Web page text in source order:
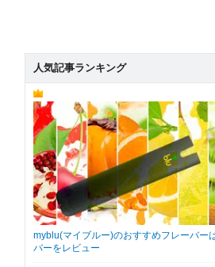
人気記事ランキング
myblu(マイブルー)のおすすめフレーバー
バーをレビュー